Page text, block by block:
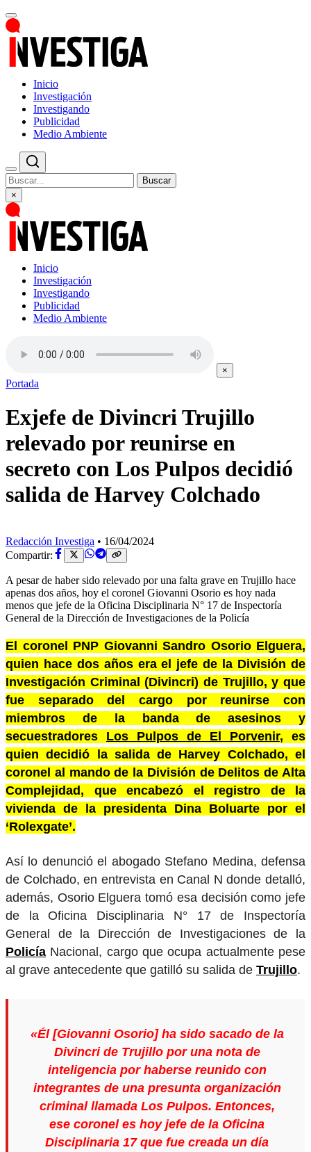
Inicio
Investigación
Investigando
Publicidad
Medio Ambiente
Buscar
×
Inicio
Investigación
Investigando
Publicidad
Medio Ambiente
×
Portada
Exjefe de Divincri Trujillo
relevado por reunirse en
secreto con Los Pulpos decidió
salida de Harvey Colchado
Redacción Investiga • 16/04/2024
Compartir:
A pesar de haber sido relevado por una falta grave en Trujillo hace
apenas dos años, hoy el coronel Giovanni Osorio es hoy nada
menos que jefe de la Oficina Disciplinaria N° 17 de Inspectoría
General de la Dirección de Investigaciones de la Policía
El coronel PNP Giovanni Sandro Osorio Elguera,
quien hace dos años era el jefe de la División de
Investigación Criminal (Divincri) de Trujillo, y que
fue separado del cargo por reunirse con
miembros de la banda de asesinos y
secuestradores Los Pulpos de El Porvenir, es
quien decidió la salida de Harvey Colchado, el
coronel al mando de la División de Delitos de Alta
Complejidad, que encabezó el registro de la
vivienda de la presidenta Dina Boluarte por el
‘Rolexgate’.
Así lo denunció el abogado Stefano Medina, defensa
de Colchado, en entrevista en Canal N donde detalló,
además, Osorio Elguera tomó esa decisión como jefe
de la Oficina Disciplinaria N° 17 de Inspectoría
General de la Dirección de Investigaciones de la
Policía Nacional, cargo que ocupa actualmente pese
al grave antecedente que gatilló su salida de Trujillo.
«Él [Giovanni Osorio] ha sido sacado de la
Divincri de Trujillo por una nota de
inteligencia por haberse reunido con
integrantes de una presunta organización
criminal llamada Los Pulpos. Entonces,
ese coronel es hoy jefe de la Oficina
Disciplinaria 17 que fue creada un día